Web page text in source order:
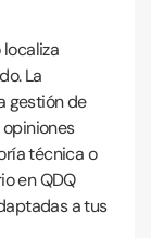
La
gestión de
técnica o
en QDQ
a tus